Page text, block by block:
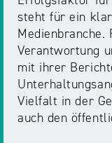
Europa
in
der
Audio
und-
Klar-
Festival
Medienkarriere
NRW
Juuuport
NRWision
FLIMMO
Berichte
Die
steht für ein
Medienbranche.
Verantwortung
mit ihrer
Vielfalt in der
auch den